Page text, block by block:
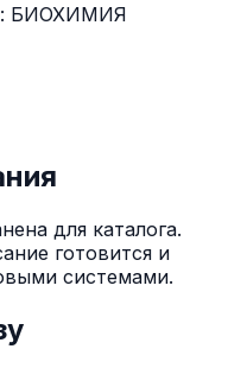
БИОХИМИЯ
для каталога.
готовится и
системами.